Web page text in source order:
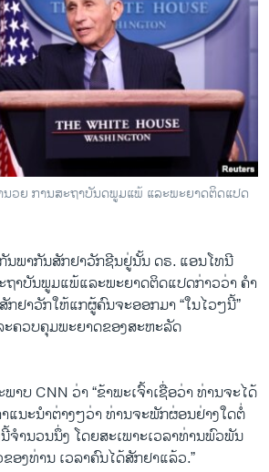
ຂ່າວ
ຈີ
ວຍ ການສະຖາບັນດພູມແພ້ ແລະພະຍາດຕິດແປດ
ນພາກັນສັກຢາວັກຊີນຢູ່ນັ້ນ ດຣ. ແອນໂທນີ
າບັນພູມແພ້ແລະພະຍາດຕິດແປດກ່າວວ່າ ຄຳ
ຢາວັກໃຫ້ແກຜູ້ຄົນຈະອອກມາ “ໃນໄວໆນີ້”
ຄວບຄຸມພະຍາດຂອງສະຫະລັດ
າບ CNN ວ່າ “ຂ້າພະເຈົ້າເຊື່ອວ່າ ທ່ານຈະໄດ້
ແນະນຳຕ່າງໆວ່າ ທ່ານຈະພັກຜ່ອນຢ່າງໃດຕໍ່
ຈຳນວນນຶ່ງ ໂດຍສະເພາະເວລາທ່ານພົວພັນ
ອງທ່ານ ເວລາຄົນໄດ້ສັກຢາແລ້ວ.”